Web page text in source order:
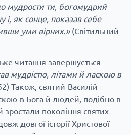
мудрости ти, богомудрий
як сонце, показав себе
уми вірних.»(Світильний
читання завершується
мудрістю, літами й ласкою в
Також, святий Василій
в Бога й людей, подібно в
зростали покоління святих
довгої історії Христової